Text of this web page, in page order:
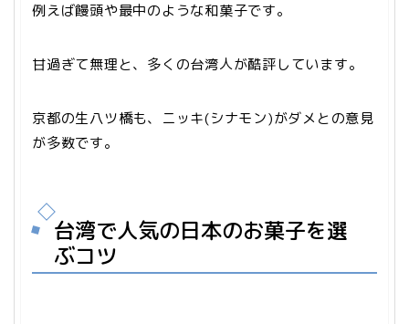
例えば饅頭や最中のような和菓子です。
甘過ぎて無理と、多くの台湾人が酷評しています。
京都の生八ツ橋も、ニッキ(シナモン)がダメとの意見
が多数です。
台湾で人気の日本のお菓子を選
ぶコツ